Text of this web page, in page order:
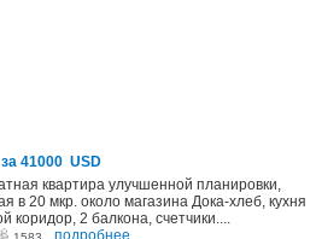
41000 USD
квартира улучшенной планировки,
в 20 мкр. около магазина Дока-хлеб, кухня
коридор, 2 балкона, счетчики....
подробнее